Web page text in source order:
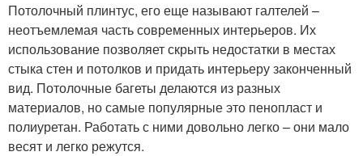
Потолочный плинтус, его еще называют галтелей –
неотъемлемая часть современных интерьеров. Их
использование позволяет скрыть недостатки в местах
стыка стен и потолков и придать интерьеру законченный
вид. Потолочные багеты делаются из разных
материалов, но самые популярные это пенопласт и
полиуретан. Работать с ними довольно легко – они мало
весят и легко режутся.